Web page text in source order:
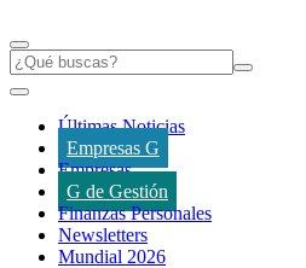
Últimas Noticias
Empresas G
Empresas
G de Gestión
Finanzas Personales
Newsletters
Mundial 2026